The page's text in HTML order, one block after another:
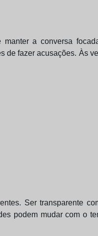
a conversa
de fazer acusações. Às
Ser transparente
podem mudar com o